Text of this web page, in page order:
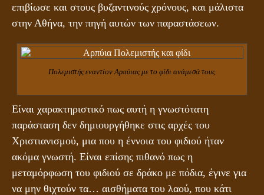
επιβίωσε και στους βυζαντινούς χρόνους, και μάλιστα
στην Αθήνα, την πηγή αυτών των παραστάσεων.
Πολεμιστής εναντίον Αρπύιας με το φίδι ανάμεσά τους
Είναι χαρακτηριστικό πως αυτή η γνωστότατη
παράσταση δεν δημιουργήθηκε στις αρχές του
Χριστιανισμού, μια που η έννοια του φιδιού ήταν
ακόμα γνωστή. Είναι επίσης πιθανό πως η
μεταμόρφωση του φιδιού σε δράκο με πόδια, έγινε για
να μην θιχτούν τα… αισθήματα του λαού, που κάτι